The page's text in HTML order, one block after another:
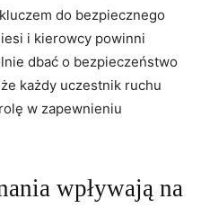
do bezpiecznego
i kierowcy powinni
dbać o bezpieczeństwo
każdy uczestnik ruchu
w zapewnieniu
wpływają na